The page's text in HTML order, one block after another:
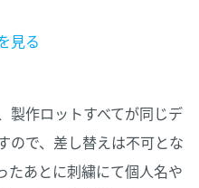
見る
製作ロットすべてが同じデ
ので、差し替えは不可とな
たあとに刺繍にて個人名や